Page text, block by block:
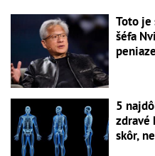
Toto je
šéfa
peniaze
5
zdravé
skôr,